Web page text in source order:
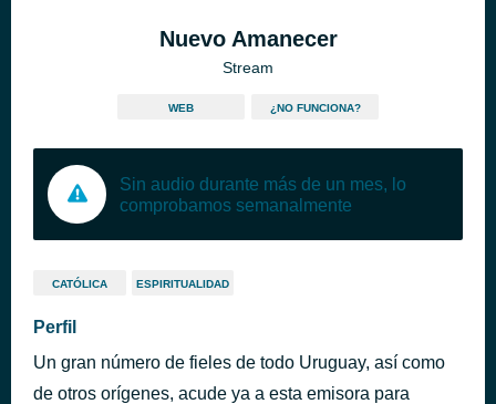
Nuevo Amanecer
Stream
WEB ¿NO FUNCIONA?
Sin audio durante más de un mes, lo
comprobamos semanalmente
CATÓLICA ESPIRITUALIDAD
Perfil
Un gran número de fieles de todo Uruguay, así como
de otros orígenes, acude ya a esta emisora para